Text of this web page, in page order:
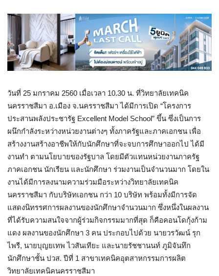
วันที่ 25 มกราคม 2560 เมื่อเวลา 10.30 น. ที่วิทยาลัยเทคนิค
นครราชสีมา อ.เมือง จ.นครราชสีมา ได้มีการเปิด “โครงการ
ประสานพลังประชารัฐ Excellent Model School” ขึ้น ซึ่งเป็นการ
ผนึกกำลังระหว่างหน่วยงานต่างๆ ทั้งภาครัฐและภาคเอกชน เพื่อ
สร้างงานสร้างอาชีพให้กับนักศึกษาที่จะจบการศึกษาออกไป ได้มี
งานทำ ตามนโยบายของรัฐบาล โดยมีตัวแทนหน่วยงานภาครัฐ
ภาคเอกชน นักเรียน และนักศึกษา ร่วมงานเป็นจำนวนมาก โดยใน
งานได้มีการลงนามความร่วมมือระหว่างวิทยาลัยเทคนิค
นครราชสีมา กับบริษัทเอกชน กว่า 10 บริษัท พร้อมทั้งมีการจัด
แสดงนิทรรศการผลงานของนักศึกษาจำนวนมาก ซึ่งหนึ่งในผลงาน
ที่ได้รับความสนใจจากผู้ร่วมกิจกรรมมากที่สุด ก็คือคอนโดกุ้งก้าม
แดง ผลงานของนักศึกษา 3 คน ประกอบไปด้วย นายวรวัฒน์ รุก
ไพรี, นายบุญยเทพ ไวสันเทียะ และนายรัชชานนท์ ภูมิจันทึก
นักศึกษาชั้น ปวส. ปีที่ 1 สาขาเทคนิคอุตสาหกรรมการผลิต
วิทยาลัยเทคนิคนครราชสีมา